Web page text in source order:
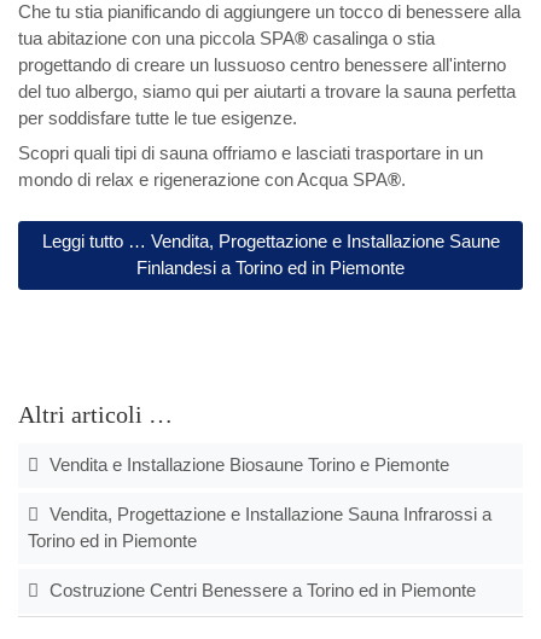
Che tu stia pianificando di aggiungere un tocco di benessere alla
tua abitazione con una piccola SPA® casalinga o stia
progettando di creare un lussuoso centro benessere all'interno
del tuo albergo, siamo qui per aiutarti a trovare la sauna perfetta
per soddisfare tutte le tue esigenze.
Scopri quali tipi di sauna offriamo e lasciati trasportare in un
mondo di relax e rigenerazione con Acqua SPA®.
Leggi tutto … Vendita, Progettazione e Installazione Saune
Finlandesi a Torino ed in Piemonte
Altri articoli …
Vendita e Installazione Biosaune Torino e Piemonte
Vendita, Progettazione e Installazione Sauna Infrarossi a
Torino ed in Piemonte
Costruzione Centri Benessere a Torino ed in Piemonte